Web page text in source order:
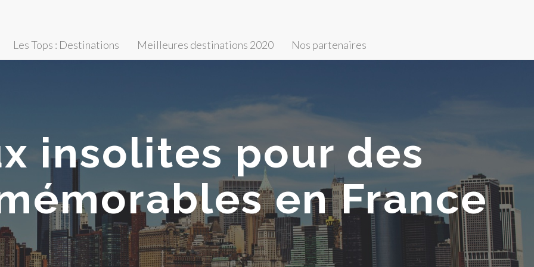
Les Tops : Destinations Meilleures destinations 2020 Nos partenaires
insolites pour des
en France